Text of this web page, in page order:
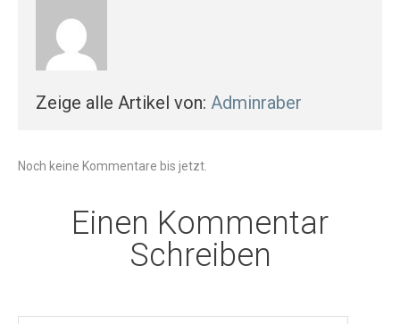
Zeige alle Artikel von: Adminraber
Noch keine Kommentare bis jetzt.
Einen Kommentar
Schreiben